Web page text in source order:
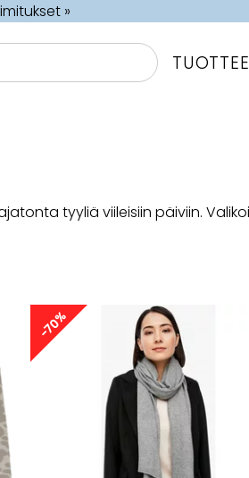
»
tyyliä viileisiin päiviin.
-70%